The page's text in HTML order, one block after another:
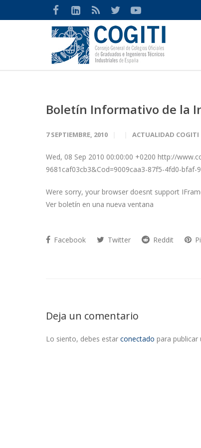
Boletín Informativo de la
7 SEPTIEMBRE, 2010 ACTUALIDAD COGITI
Wed, 08 Sep 2010 00:00:00 +0200 http://
9681caf03cb3&Cod=9009caa3-87f5-4fd0-bfaf-
Were sorry, your browser doesnt support
Ver boletín en una nueva ventana
Facebook Twitter Reddit
Deja un comentario
Lo siento, debes estar conectado para publicar